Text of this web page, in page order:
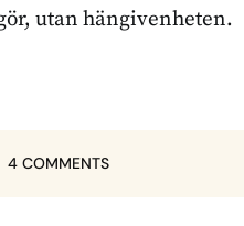
utan hängivenheten.
4 COMMENTS